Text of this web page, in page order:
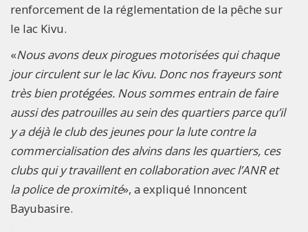
renforcement de la réglementation de la pêche sur
le lac Kivu.
«Nous avons deux pirogues motorisées qui chaque
jour circulent sur le lac Kivu. Donc nos frayeurs sont
très bien protégées. Nous sommes entrain de faire
aussi des patrouilles au sein des quartiers parce qu’il
y a déjà le club des jeunes pour la lute contre la
commercialisation des alvins dans les quartiers, ces
clubs qui y travaillent en collaboration avec l’ANR et
la police de proximité», a expliqué Innoncent
Bayubasire.